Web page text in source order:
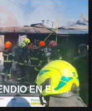
INCENDIO EN EL HUIQUE DEJA 8 VIVIENDAS AFECTADAS